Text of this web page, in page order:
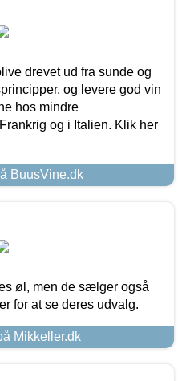
drevet ud fra sunde og
og levere god vin
hos mindre
og i Italien. Klik her
BuusVine.dk
øl, men de sælger også
for at se deres udvalg.
Mikkeller.dk